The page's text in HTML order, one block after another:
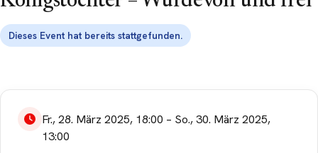
Dieses Event hat bereits stattgefunden.
Google Maps kann
Datenschutzeinstellungen
Fr., 28. März 2025, 18:00 – So., 30. März 2025,
13:00